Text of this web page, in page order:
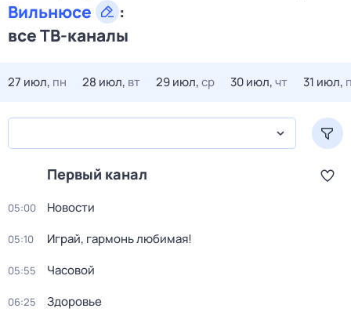
Вильнюсе
:
все ТВ-каналы
27 июл, пн 28 июл, вт 29 июл,ср 30 июл,чт 31 июл,
Первый канал
05:00 Новости
05:10 Играй, гармонь любимая!
05:55 Часовой
06:25 Здоровье